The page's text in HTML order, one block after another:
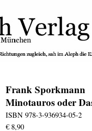
Frank Sporkmann
Minotauros oder
ISBN 978-3-936934-05-2
€ 8,90